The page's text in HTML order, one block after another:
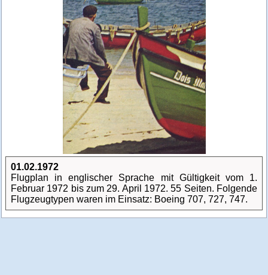
01.02.1972
Flugplan in englischer Sprache mit Gültigkeit vom 1.
Februar 1972 bis zum 29. April 1972. 55 Seiten. Folgende
Flugzeugtypen waren im Einsatz: Boeing 707, 727, 747.